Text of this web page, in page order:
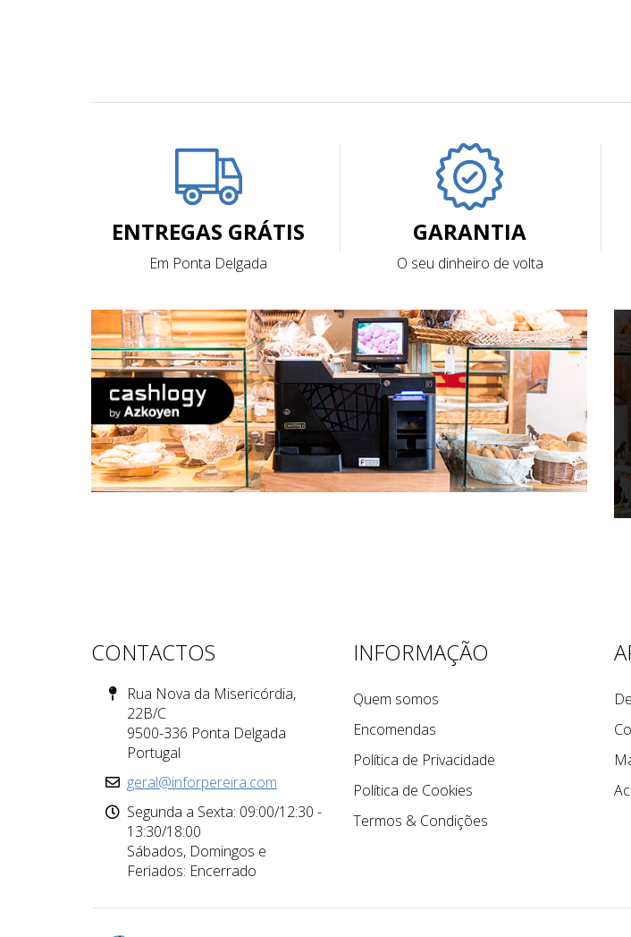
ENTREGAS GRÁTIS
Em Ponta Delgada
GARANTIA
O seu dinheiro de volta
CONTACTOS
Rua Nova da Misericórdia,
22B/C
9500-336 Ponta Delgada
Portugal
geral@inforpereira.com
Segunda a Sexta: 09:00/12:30 -
13:30/18:00
Sábados, Domingos e
Feriados: Encerrado
INFORMAÇÃO
Quem somos
Encomendas
Política de Privacidade
Política de Cookies
Termos & Condições